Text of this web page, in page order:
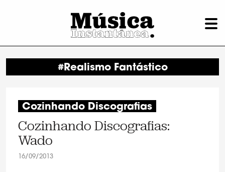
#Realismo Fantástico
Cozinhando Discografias
Cozinhando Discografias:
Wado
16/09/2013